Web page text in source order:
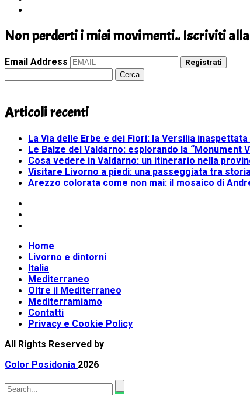
Non perderti i miei movimenti.. Iscriviti
Email Address Registrati
per:
Articoli recenti
La Via delle Erbe e dei Fiori: la Versilia
Le Balze del Valdarno: esplorando la “Monument
Cosa vedere in Valdarno: un itinerario nella
Visitare Livorno a piedi: una passeggiata tra
Arezzo colorata come non mai: il mosaico di
Home
Livorno e dintorni
Italia
Mediterraneo
Oltre il Mediterraneo
Mediterramiamo
Contatti
Privacy e Cookie Policy
All Rights Reserved by
Color Posidonia 2026